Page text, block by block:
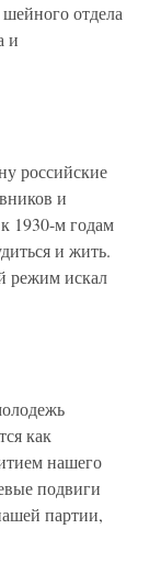
отдела
и
российские
и
1930-м годам
и жить.
режим искал
как
нашего
подвиги
партии,